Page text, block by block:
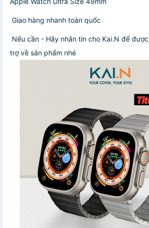
Giao hàng nhanh toàn quốc
Nếu cần - Hãy nhắn tin cho Kai.N để
trợ về sản phẩm nhé